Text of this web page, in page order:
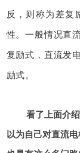
反，则称为差复
性。一般情况直
复励式，直流发
励式。
看了上面介
以为自己对直流